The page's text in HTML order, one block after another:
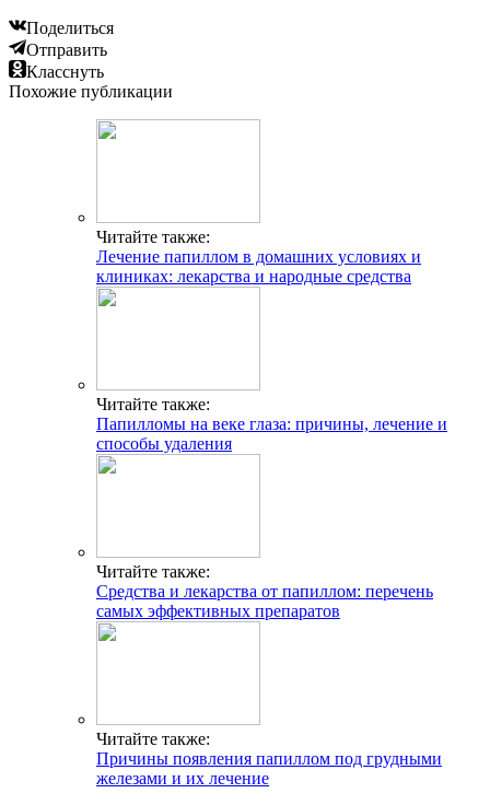
Поделиться
Отправить
Класснуть
Похожие публикации
Читайте также:
Лечение папиллом в домашних условиях и
клиниках: лекарства и народные средства
Читайте также:
Папилломы на веке глаза: причины, лечение и
способы удаления
Читайте также:
Средства и лекарства от папиллом: перечень
самых эффективных препаратов
Читайте также:
Причины появления папиллом под грудными
железами и их лечение